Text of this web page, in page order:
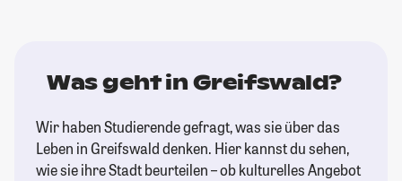
Was geht in Greifswald?
Wir haben Studierende gefragt, was sie über das
Leben in Greifswald denken. Hier kannst du sehen,
wie sie ihre Stadt beurteilen – ob kulturelles Angebot